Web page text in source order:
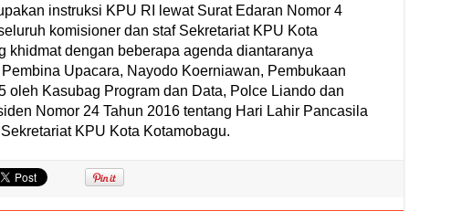
instruksi KPU RI lewat Surat Edaran Nomor 4
komisioner dan staf Sekretariat KPU Kota
khidmat dengan beberapa agenda diantaranya
Upacara, Nayodo Koerniawan, Pembukaan
oleh Kasubag Program dan Data, Polce Liando dan
Nomor 24 Tahun 2016 tentang Hari Lahir Pancasila
KPU Kota Kotamobagu.